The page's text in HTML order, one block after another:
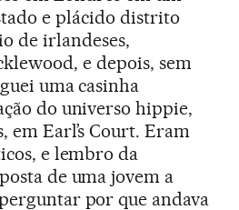
e plácido distrito
de irlandeses,
e depois, sem
uma casinha
do universo hippie,
em Earl’s Court. Eram
e lembro da
de uma jovem a
por que andava